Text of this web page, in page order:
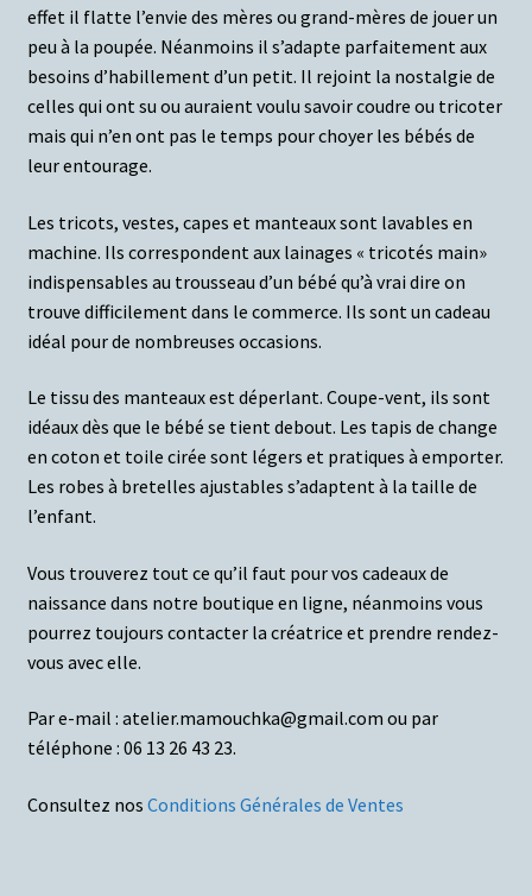
effet il flatte l’envie des mères ou grand-mères de jouer un
peu à la poupée. Néanmoins il s’adapte parfaitement aux
besoins d’habillement d’un petit. Il rejoint la nostalgie de
celles qui ont su ou auraient voulu savoir coudre ou tricoter
mais qui n’en ont pas le temps pour choyer les bébés de
leur entourage.
Les tricots, vestes, capes et manteaux sont lavables en
machine. Ils correspondent aux lainages « tricotés main»
indispensables au trousseau d’un bébé qu’à vrai dire on
trouve difficilement dans le commerce. Ils sont un cadeau
idéal pour de nombreuses occasions.
Le tissu des manteaux est déperlant. Coupe-vent, ils sont
idéaux dès que le bébé se tient debout. Les tapis de change
en coton et toile cirée sont légers et pratiques à emporter.
Les robes à bretelles ajustables s’adaptent à la taille de
l’enfant.
Vous trouverez tout ce qu’il faut pour vos cadeaux de
naissance dans notre boutique en ligne, néanmoins vous
pourrez toujours contacter la créatrice et prendre rendez-
vous avec elle.
Par e-mail : atelier.mamouchka@gmail.com ou par
téléphone : 06 13 26 43 23.
Consultez nos Conditions Générales de Ventes